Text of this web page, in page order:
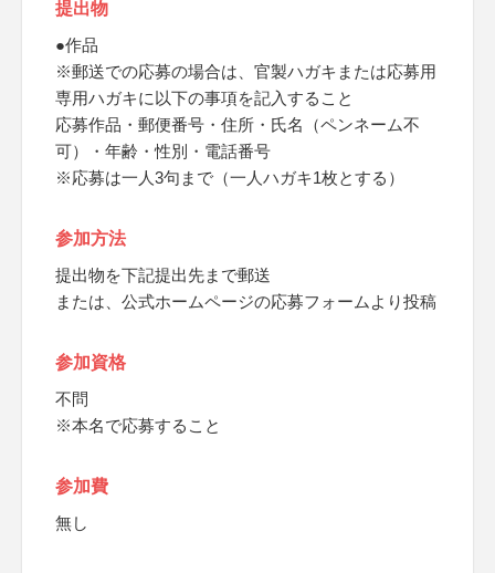
提出物
●作品
※郵送での応募の場合は、官製ハガキまたは応募用
専用ハガキに以下の事項を記入すること
応募作品・郵便番号・住所・氏名（ペンネーム不
可）・年齢・性別・電話番号
※応募は一人3句まで（一人ハガキ1枚とする）
参加方法
提出物を下記提出先まで郵送
または、公式ホームページの応募フォームより投稿
参加資格
不問
※本名で応募すること
参加費
無し